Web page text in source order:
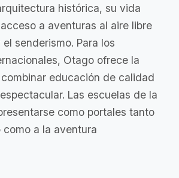
histórica, su vida
a aventuras al aire libre
senderismo. Para los
Otago ofrece la
educación de calidad
Las escuelas de la
como portales tanto
a la aventura